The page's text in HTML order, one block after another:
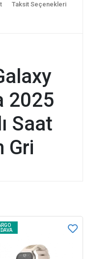
Taksit Seçenekleri
2025
Saat
Gri